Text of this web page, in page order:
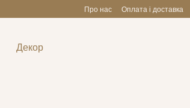
Про нас Оплата і доставка
Декор